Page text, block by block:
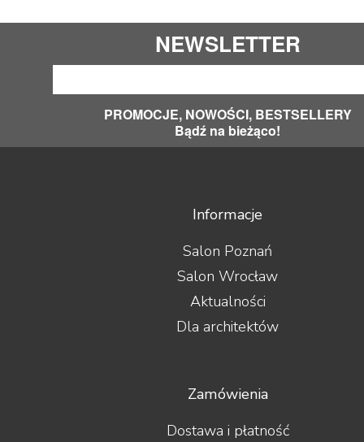
NEWSLETTER
PROMOCJE, NOWOŚCI, BESTSELLERY
Bądź na bieżąco!
Informacje
Salon Poznań
Salon Wrocław
Aktualności
Dla architektów
Zamówienia
Dostawa i płatność